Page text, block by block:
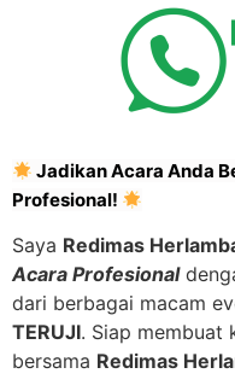
Jadikan Acara Anda
Profesional!
Saya Redimas
Acara Profesional
dari berbagai macam
TERUJI. Siap membuat
bersama Redimas